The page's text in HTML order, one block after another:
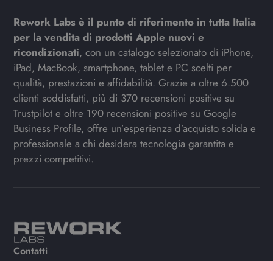
Rework Labs è il punto di riferimento in tutta Italia
per la vendita di prodotti Apple nuovi e
ricondizionati, con un catalogo selezionato di iPhone,
iPad, MacBook, smartphone, tablet e PC scelti per
qualità, prestazioni e affidabilità. Grazie a oltre 6.500
clienti soddisfatti, più di 370 recensioni positive su
Trustpilot e oltre 190 recensioni positive su Google
Business Profile, offre un’esperienza d’acquisto solida e
professionale a chi desidera tecnologia garantita e
prezzi competitivi.
Contatti